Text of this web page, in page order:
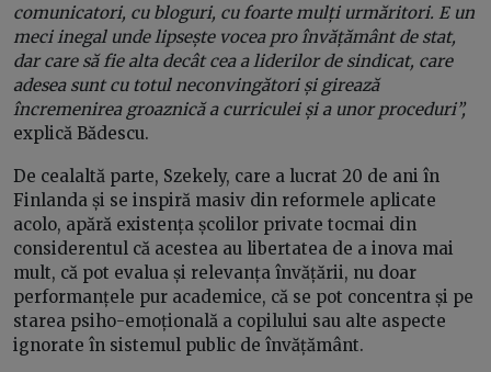
comunicatori, cu bloguri, cu foarte mulți urmăritori. E un
meci inegal unde lipsește vocea pro învățământ de stat,
dar care să fie alta decât cea a liderilor de sindicat, care
adesea sunt cu totul neconvingători și girează
încremenirea groaznică a curriculei și a unor proceduri”,
explică Bădescu.
De cealaltă parte, Szekely, care a lucrat 20 de ani în
Finlanda și se inspiră masiv din reformele aplicate
acolo, apără existența școlilor private tocmai din
considerentul că acestea au libertatea de a inova mai
mult, că pot evalua și relevanța învățării, nu doar
performanțele pur academice, că se pot concentra și pe
starea psiho-emoțională a copilului sau alte aspecte
ignorate în sistemul public de învățământ.